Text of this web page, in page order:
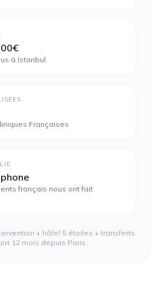
à Istanbul
Françaises
français nous ont fait
+ hôtel 5 étoiles + transferts
12 mois depuis Paris